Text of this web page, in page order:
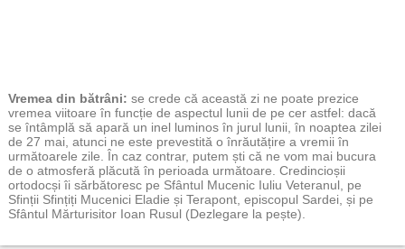
Vremea din bătrâni: se crede că această zi ne poate prezice
vremea viitoare în funcție de aspectul lunii de pe cer astfel: dacă
se întâmplă să apară un inel luminos în jurul lunii, în noaptea zilei
de 27 mai, atunci ne este prevestită o înrăutățire a vremii în
următoarele zile. În caz contrar, putem ști că ne vom mai bucura
de o atmosferă plăcută în perioada următoare. Credincioșii
ortodocși îi sărbătoresc pe Sfântul Mucenic Iuliu Veteranul, pe
Sfinții Sfințiți Mucenici Eladie și Terapont, episcopul Sardei, și pe
Sfântul Mărturisitor Ioan Rusul (Dezlegare la pește).